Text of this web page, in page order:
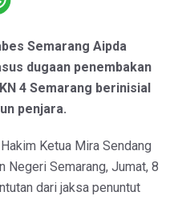
Semarang Aipda
dugaan penembakan
4 Semarang berinisial
penjara.
Ketua Mira Sendang
Negeri Semarang, Jumat, 8
dari jaksa penuntut